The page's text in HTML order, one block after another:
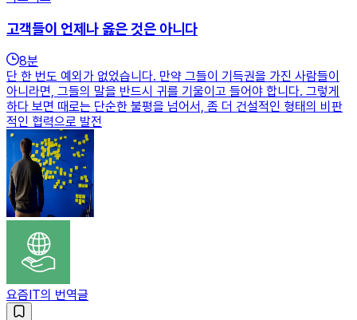
고객들이 언제나 옳은 것은 아니다
8분
단 한 번도 예외가 없었습니다. 만약 그들이 기득권을 가진 사람들이
아니라면, 그들의 말을 반드시 귀를 기울이고 들어야 합니다. 그렇게
하다 보면 때로는 단순한 불평을 넘어서, 좀 더 건설적인 형태의 비판
적인 협력으로 발전
요즘IT의 번역글